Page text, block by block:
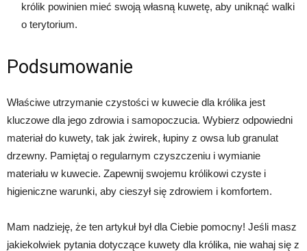
królik powinien mieć swoją własną kuwetę, aby uniknąć walki
o terytorium.
Podsumowanie
Właściwe utrzymanie czystości w kuwecie dla królika jest
kluczowe dla jego zdrowia i samopoczucia. Wybierz odpowiedni
materiał do kuwety, tak jak żwirek, łupiny z owsa lub granulat
drzewny. Pamiętaj o regularnym czyszczeniu i wymianie
materiału w kuwecie. Zapewnij swojemu królikowi czyste i
higieniczne warunki, aby cieszył się zdrowiem i komfortem.
Mam nadzieję, że ten artykuł był dla Ciebie pomocny! Jeśli masz
jakiekolwiek pytania dotyczące kuwety dla królika, nie wahaj się z